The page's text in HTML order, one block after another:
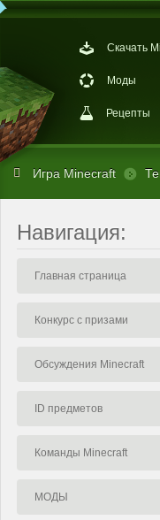
Скачать
Моды
Рецепты
Игра Minecraft
Навигация:
Главная страница
Конкурс с призами
Обсуждения Minecraft
ID предметов
Команды Minecraft
МОДЫ